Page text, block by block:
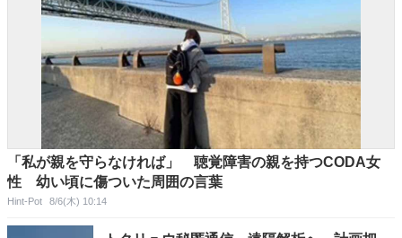
「私が親を守らなければ」 聴覚障害の親を持つCODA女
性 幼い頃に傷ついた周囲の言葉
Hint-Pot 8/6(木) 10:14